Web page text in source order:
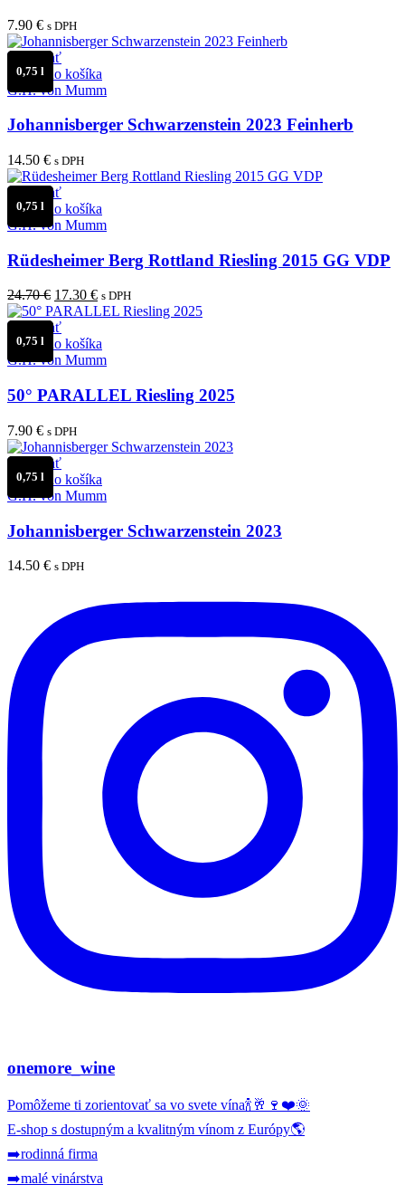
7.90 € s DPH
Porovnať
Pridať do košíka
G.H. von Mumm
Johannisberger Schwarzenstein 2023 Feinherb
14.50 € s DPH
0,75 l
Porovnať
Pridať do košíka
G.H. von Mumm
Rüdesheimer Berg Rottland Riesling 2015 GG VDP
24.70€ Pôvodná
cena
bola:
24.70 €.
17.30 €Aktuálna
cena
17.30 €.
s DPH
0,75 l
Porovnať
Pridať do košíka
G.H. von Mumm
50° PARALLEL Riesling 2025
7.90 € s DPH
0,75 l
Porovnať
Pridať do košíka
G.H. von Mumm
Johannisberger Schwarzenstein 2023
14.50 € s DPH
0,75 l
onemore_wine
Pomôžeme ti zorientovať sa vo svete vína🍾🥂🍷❤️🌞
E-shop s dostupným a kvalitným vínom z Európy🌎
➡️rodinná firma
➡️malé vinárstva